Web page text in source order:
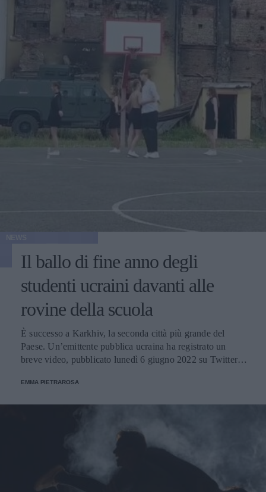
Il ballo di fine anno degli
studenti ucraini davanti alle
rovine della scuola
È successo a Karkhiv, la seconda città più grande del
Paese. Un’emittente pubblica ucraina ha registrato un
breve video, pubblicato lunedì 6 giugno 2022 su Twitter
EMMA PIETRAROSA